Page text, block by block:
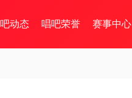
动态 唱吧荣誉 赛事中心